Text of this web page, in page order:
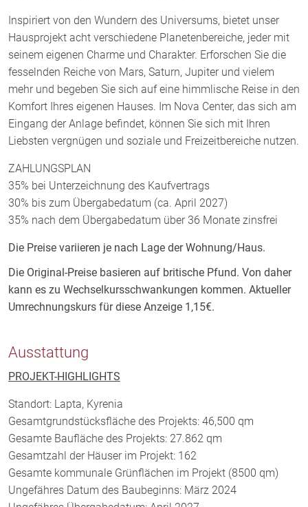
Inspiriert von den Wundern des Universums, bietet unser
Hausprojekt acht verschiedene Planetenbereiche, jeder mit
seinem eigenen Charme und Charakter. Erforschen Sie die
fesselnden Reiche von Mars, Saturn, Jupiter und vielem
mehr und begeben Sie sich auf eine himmlische Reise in den
Komfort Ihres eigenen Hauses. Im Nova Center, das sich am
Eingang der Anlage befindet, können Sie sich mit Ihren
Liebsten vergnügen und soziale und Freizeitbereiche nutzen.
ZAHLUNGSPLAN
35% bei Unterzeichnung des Kaufvertrags
30% bis zum Übergabedatum (ca. April 2027)
35% nach dem Übergabedatum über 36 Monate zinsfrei
Die Preise variieren je nach Lage der Wohnung/Haus.
Die Original-Preise basieren auf britische Pfund. Von daher
kann es zu Wechselkursschwankungen kommen. Aktueller
Umrechnungskurs für diese Anzeige 1,15€.
Ausstattung
PROJEKT-HIGHLIGHTS
Standort: Lapta, Kyrenia
Gesamtgrundstücksfläche des Projekts: 46,500 qm
Gesamte Baufläche des Projekts: 27.862 qm
Gesamtzahl der Häuser im Projekt: 162
Gesamte kommunale Grünflächen im Projekt (8500 qm)
Ungefähres Datum des Baubeginns: März 2024